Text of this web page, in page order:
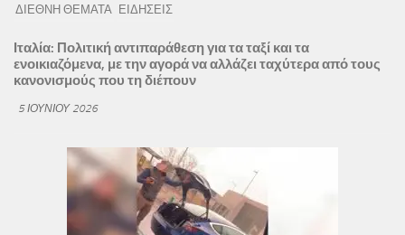
ΔΙΕΘΝΗ ΘΕΜΑΤΑ ΕΙΔΗΣΕΙΣ
Ιταλία: Πολιτική αντιπαράθεση για τα ταξί και τα
ενοικιαζόμενα, με την αγορά να αλλάζει ταχύτερα από τους
κανονισμούς που τη διέπουν
5 ΙΟΥΝΊΟΥ 2026